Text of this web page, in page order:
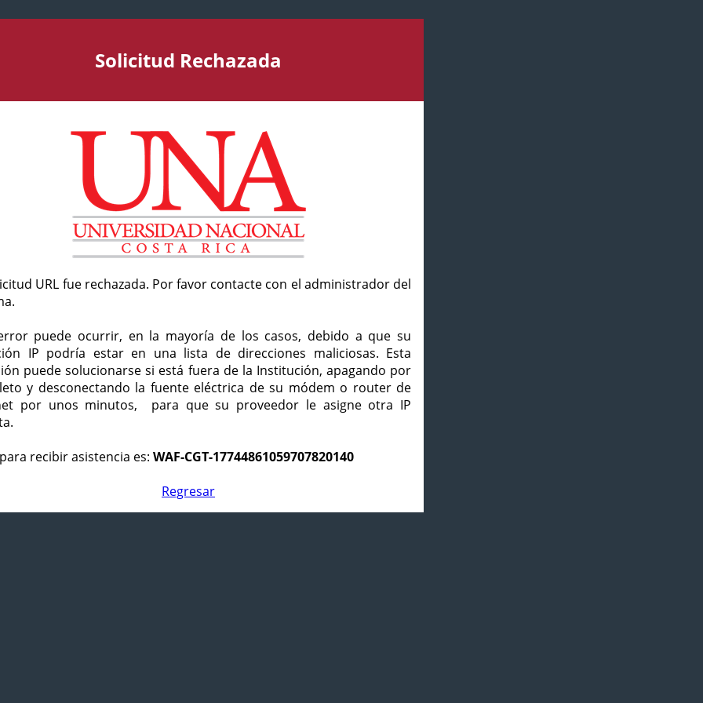
Solicitud Rechazada
URL fue rechazada. Por favor contacte con el administrador del
puede ocurrir, en la mayoría de los casos, debido a que su
IP podría estar en una lista de direcciones maliciosas. Esta
puede solucionarse si está fuera de la Institución, apagando por
y desconectando la fuente eléctrica de su módem o router de
por unos minutos, para que su proveedor le asigne otra IP
recibir asistencia es: WAF-CGT-17744861059707820140
Regresar